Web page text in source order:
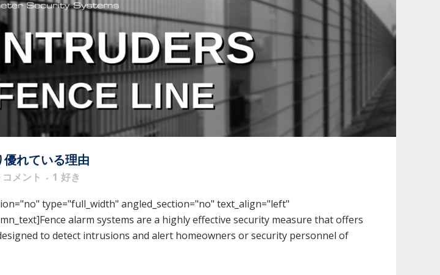
れている理由
コメント 1 好き
type="full_width" angled_section="no" text_align="left"
alarm systems are a highly effective security measure that offers
to detect intrusions and alert homeowners or security personnel of